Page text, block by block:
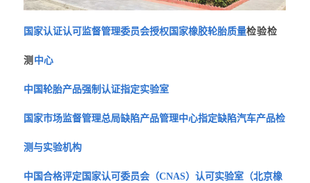
国家认证认可监督管理委员会授权国家橡胶轮胎质量检验检
测 中心
中国轮胎产品强制认证指定实验室
国家市场监督管理总局缺陷产品管理中心指定缺陷汽车产品检
测与实验机构
中国合格评定国家认可委员会（CNAS）认可实验室（北京橡